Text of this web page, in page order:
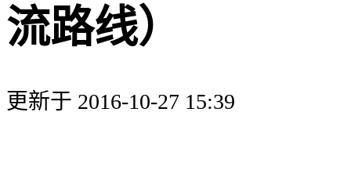
流路线）
更新于 2016-10-27 15:39